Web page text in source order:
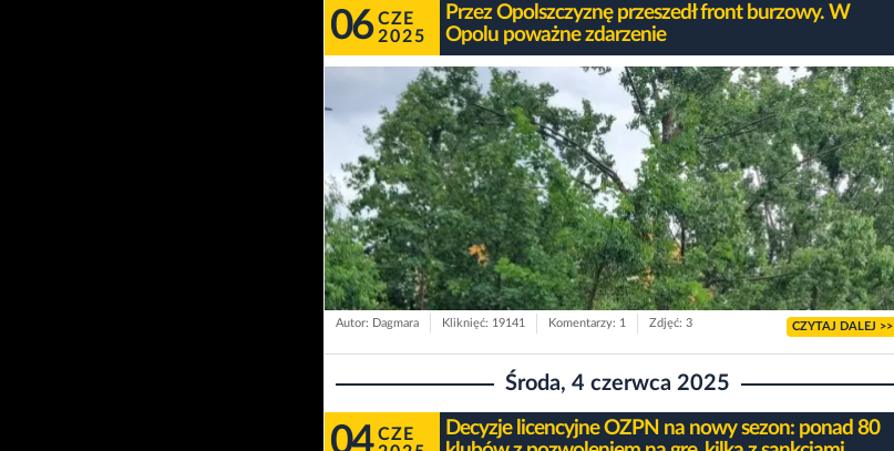
06 CZE
2025
Przez Opolszczyznę przeszedł front burzowy. W
Opolu poważne zdarzenie
Autor: Dagmara Kliknięć: 19141 Komentarzy: 1 Zdjęć: 3 CZYTAJ DALEJ >>
Środa, 4 czerwca 2025
04 CZE
Decyzje licencyjne OZPN na nowy sezon: ponad 80